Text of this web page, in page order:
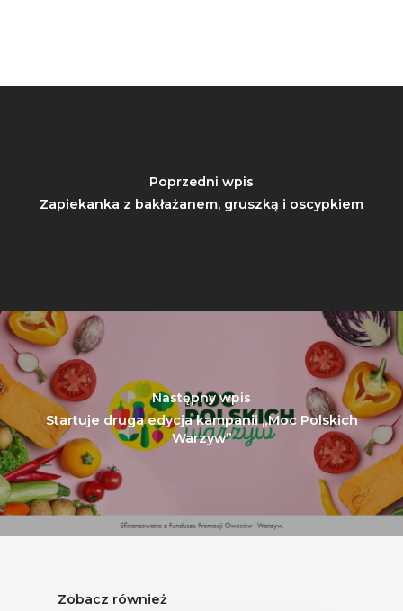
Poprzedni wpis
Zapiekanka z bakłażanem, gruszką i oscypkiem
Następny wpis
Startuje druga edycja kampanii „Moc Polskich
Warzyw”
Zobacz również
Wydarzenia